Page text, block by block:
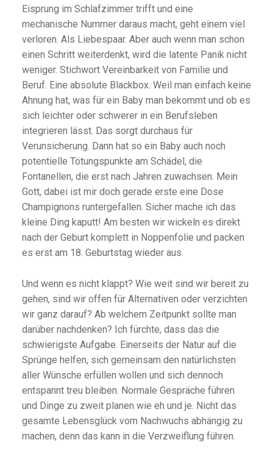
Eisprung im Schlafzimmer trifft und eine
mechanische Nummer daraus macht, geht einem viel
verloren. Als Liebespaar. Aber auch wenn man schon
einen Schritt weiterdenkt, wird die latente Panik nicht
weniger. Stichwort Vereinbarkeit von Familie und
Beruf. Eine absolute Blackbox. Weil man einfach keine
Ahnung hat, was für ein Baby man bekommt und ob es
sich leichter oder schwerer in ein Berufsleben
integrieren lässt. Das sorgt durchaus für
Verunsicherung. Dann hat so ein Baby auch noch
potentielle Tötungspunkte am Schädel, die
Fontanellen, die erst nach Jahren zuwachsen. Mein
Gott, dabei ist mir doch gerade erste eine Dose
Champignons runtergefallen. Sicher mache ich das
kleine Ding kaputt! Am besten wir wickeln es direkt
nach der Geburt komplett in Noppenfolie und packen
es erst am 18. Geburtstag wieder aus.
Und wenn es nicht klappt? Wie weit sind wir bereit zu
gehen, sind wir offen für Alternativen oder verzichten
wir ganz darauf? Ab welchem Zeitpunkt sollte man
darüber nachdenken? Ich fürchte, dass das die
schwierigste Aufgabe. Einerseits der Natur auf die
Sprünge helfen, sich gemeinsam den natürlichsten
aller Wünsche erfüllen wollen und sich dennoch
entspannt treu bleiben. Normale Gespräche führen
und Dinge zu zweit planen wie eh und je. Nicht das
gesamte Lebensglück vom Nachwuchs abhängig zu
machen, denn das kann in die Verzweiflung führen.